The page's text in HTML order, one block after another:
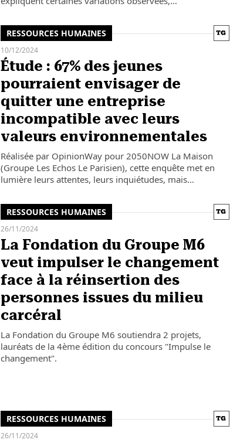
RESSOURCES HUMAINES
10/12/2024
Étude : 67% des jeunes
pourraient envisager de
quitter une entreprise
incompatible avec leurs
valeurs environnementales
Réalisée par OpinionWay pour 2050NOW La Maison
(Groupe Les Echos Le Parisien), cette enquête met en
lumière leurs attentes, leurs inquiétudes, mais…
RESSOURCES HUMAINES
26/11/2024
La Fondation du Groupe M6
veut impulser le changement
face à la réinsertion des
personnes issues du milieu
carcéral
La Fondation du Groupe M6 soutiendra 2 projets,
lauréats de la 4ème édition du concours "Impulse le
changement".
RESSOURCES HUMAINES
26/11/2024